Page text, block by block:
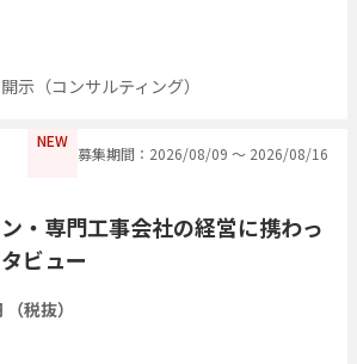
示（コンサルティング）
NEW
募集期間：2026/08/09 〜 2026/08/16
・専門工事会社の経営に携わっ
ビュー
税抜）